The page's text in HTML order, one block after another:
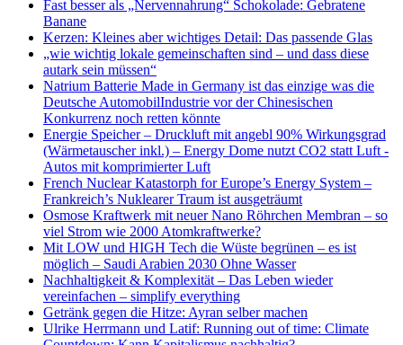
Fast besser als „Nervennahrung“ Schokolade: Gebratene
Banane
Kerzen: Kleines aber wichtiges Detail: Das passende Glas
„wie wichtig lokale gemeinschaften sind – und dass diese
autark sein müssen“
Natrium Batterie Made in Germany ist das einzige was die
Deutsche AutomobilIndustrie vor der Chinesischen
Konkurrenz noch retten könnte
Energie Speicher – Druckluft mit angebl 90% Wirkungsgrad
(Wärmetauscher inkl.) – Energy Dome nutzt CO2 statt Luft -
Autos mit komprimierter Luft
French Nuclear Katastorph for Europe’s Energy System –
Frankreich’s Nuklearer Traum ist ausgeträumt
Osmose Kraftwerk mit neuer Nano Röhrchen Membran – so
viel Strom wie 2000 Atomkraftwerke?
Mit LOW und HIGH Tech die Wüste begrünen – es ist
möglich – Saudi Arabien 2030 Ohne Wasser
Nachhaltigkeit & Komplexität – Das Leben wieder
vereinfachen – simplify everything
Getränk gegen die Hitze: Ayran selber machen
Ulrike Herrmann und Latif: Running out of time: Climate